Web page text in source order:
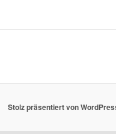
Stolz präsentiert von